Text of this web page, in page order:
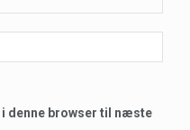
i denne browser til næste